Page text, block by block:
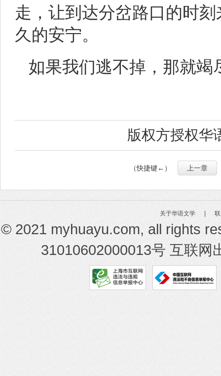
走，让到达分岔路口的时
久的安宁。
如果我们逃不掉，那就竭
版权方授权华
（快捷键←） 上一章
关于华语文学
© 2021 myhuayu.com, all rights
31010602000013号 互联网